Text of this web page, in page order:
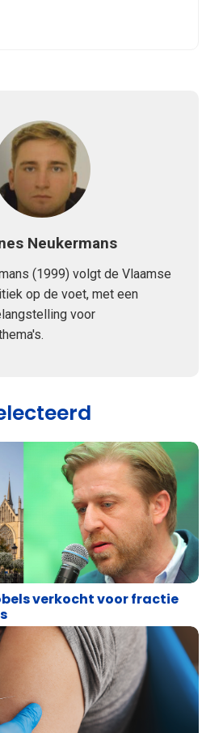
Neukermans
(1999) volgt de Vlaamse
op de voet, met een
voor
verkocht voor fractie